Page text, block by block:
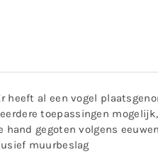
heeft al een vogel
toepassingen
gegoten volgens
muurbeslag